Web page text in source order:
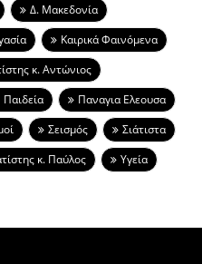
Δ. Μακεδονία
Καιρικά Φαινόμενα
κ. Αντώνιος
Παιδεία
Παναγια Ελεουσα
Σεισμός
Σιάτιστα
κ. Παύλος Υγεία